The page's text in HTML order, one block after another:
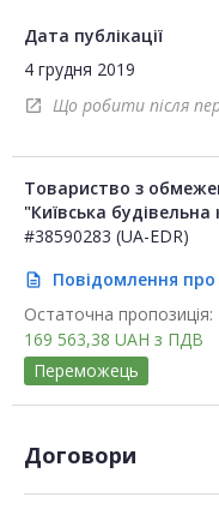
Дата публікації
4 грудня 2019
open_in_new Що робити після
Товариство з
"Київська
#38590283 (UA-EDR)
description
Повідомлення
Остаточна пропозиція:
169 563,38 UAH з ПДВ
Переможець
Договори